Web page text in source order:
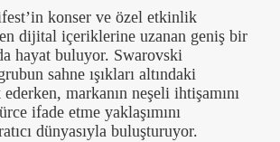
konser ve özel etkinlik
dijital içeriklerine uzanan geniş bir
hayat buluyor. Swarovski
sahne ışıkları altındaki
markanın neşeli ihtişamını
ifade etme yaklaşımını
dünyasıyla buluşturuyor.